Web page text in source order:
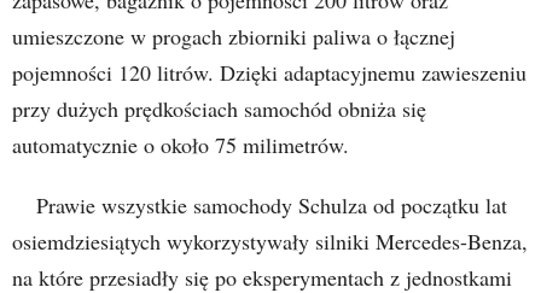
umieszczone w progach zbiorniki paliwa o łącznej
pojemności 120 litrów. Dzięki adaptacyjnemu zawieszeniu
przy dużych prędkościach samochód obniża się
automatycznie o około 75 milimetrów.
Prawie wszystkie samochody Schulza od początku lat
osiemdziesiątych wykorzystywały silniki Mercedes-Benza,
na które przesiadły się po eksperymentach z jednostkami